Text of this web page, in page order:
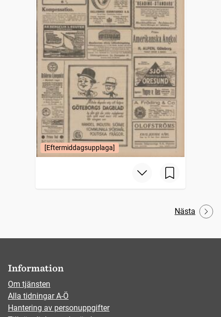
[Eftermiddagsupplaga]
Nästa
Information
Om tjänsten
Alla tidningar A-Ö
Hantering av personuppgifter